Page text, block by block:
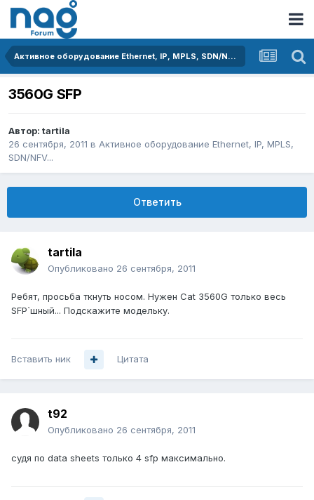
Активное оборудование Ethernet, IP, MPLS, SDN/NFV...
3560G SFP
Автор: tartila
26 сентября, 2011 в Активное оборудование Ethernet, IP, MPLS,
SDN/NFV...
Ответить
tartila
Опубликовано 26 сентября, 2011
Ребят, просьба ткнуть носом. Нужен Cat 3560G только весь
SFP`шный... Подскажите модельку.
Вставить ник Цитата
t92
Опубликовано 26 сентября, 2011
судя по data sheets только 4 sfp максимально.